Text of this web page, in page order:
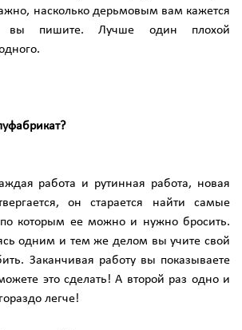
насколько дерьмовым вам кажется
вы пишите. Лучше один плохой
работа и рутинная работа, новая
он старается найти самые
которым ее можно и нужно бросить.
одним и тем же делом вы учите свой
Заканчивая работу вы показываете
это сделать! А второй раз одно и
легче!